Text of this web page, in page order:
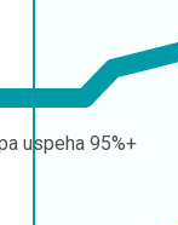
uspeha 95%+